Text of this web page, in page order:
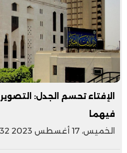
الإفتاء تحسم الجدل:
فيهما
الخميس، 17 أغسطس 2023 10:32 ص